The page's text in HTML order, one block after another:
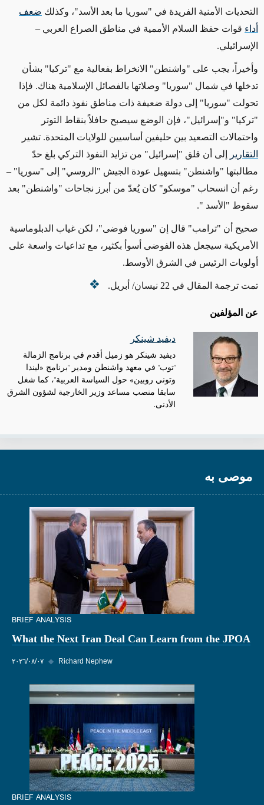
التحديات الأمنية الفريدة في "سوريا ما بعد الأسد"، وكذلك ضعف
أداء قوات حفظ السلام الأممية في مناطق الصراع العربي –
الإسرائيلي.
وأخيراً، يجب على "واشنطن" الانخراط بفعالية مع "تركيا" بشأن
تدخلها في شمال "سوريا" وصلاتها بالفصائل الإسلامية هناك. فإذا
تحولت "سوريا" إلى دولة ضعيفة ذات مناطق نفوذ دائمة لكل من
"تركيا" و"إسرائيل"، فإن الوضع سيصبح حافلاً بنقاط التوتر
واحتمالات التصعيد بين حليفين أساسيين للولايات المتحدة. تشير
التقارير
إلى أن قلق "إسرائيل" من تزايد النفوذ التركي بلغ حدّ
مطالبتها "واشنطن" بتسهيل عودة الجيش "الروسي" إلى "سوريا" –
رغم أن انسحاب "موسكو" كان يُعدّ من أبرز نجاحات "واشنطن" بعد
سقوط "الأسد ".
صحيح أن "ترامب" قال إن "سوريا فوضى"، لكن غياب الدبلوماسية
الأمريكية سيجعل هذه الفوضى أسوأ بكثير، مع تداعيات واسعة على
أولويات الرئيس في الشرق الأوسط.
تمت ترجمة المقال في 22 نيسان/ أبريل.
عن المؤلفين
ديفيد شينكر
ديفيد شينكر هو زميل أقدم في برنامج الزمالة
"توب" في معهد واشنطن ومدير "برنامج «ليندا
وتوني روبين» حول السياسة العربية"، كما شغل
سابقا منصب مساعد وزير الخارجية لشؤون الشرق
الأدنى.
موصى به
BRIEF ANALYSIS
What the Next Iran Deal Can Learn from the JPOA
٠٧‏/٠٨‏/٢٠٢٦ ◆ Richard Nephew
BRIEF ANALYSIS